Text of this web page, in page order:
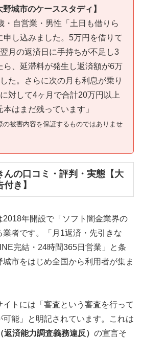
城市のケーススタディ】
・自営業・男性「土日も借りら
申し込みました。5万円を借りて
月の返済日に手持ちが不足し3
ら、延滞料が発生し返済額が6万
た。さらに次の月も利息が乗り
対して4ヶ月で合計20万円以上
はまだ残っています」
被害内容を保証するものではありませ
んの口コミ・評判・実態【大
き】
2018年開設で「ソフト闇金業界の
者です。「月1返済・先引きな
完結・24時間365日営業」と条
市をはじめ全国から利用者が集ま
イトには「審査という審査を行って
能」と明記されています。これは
済能力調査義務違反） の宣言そ